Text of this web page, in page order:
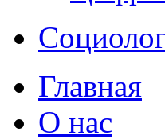
Главная
О нас